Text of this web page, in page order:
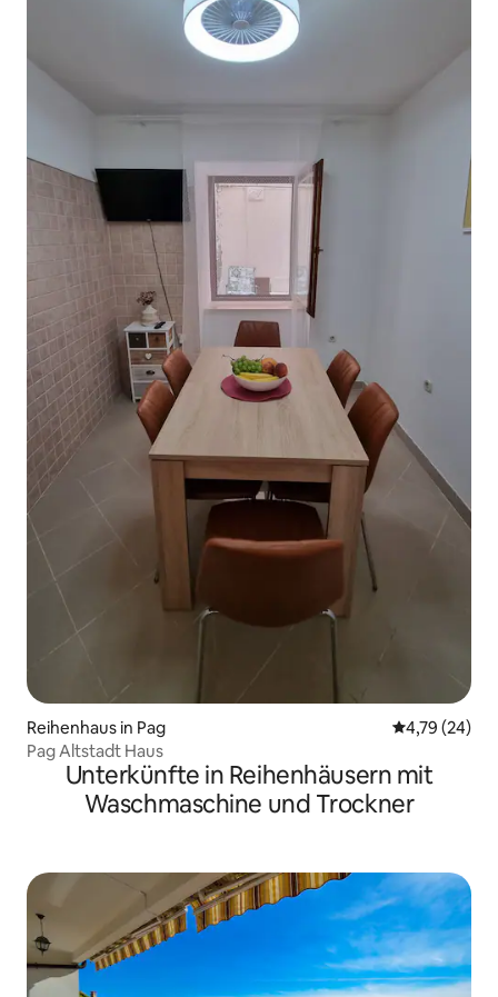
Reihenhaus in Pag
4,79 (24)
Pag Altstadt Haus
Unterkünfte in Reihenhäusern mit
Waschmaschine und Trockner